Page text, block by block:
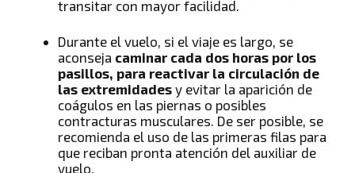
transitar con mayor facilidad.
Durante el vuelo, si el viaje es largo, se
aconseja caminar cada dos horas por los
pasillos, para reactivar la circulación de
las extremidadesy evitar la aparición de
coágulos en las piernas o posibles
contracturas musculares. De ser posible, se
recomienda el uso de las primeras filas para
que reciban pronta atención del auxiliar de
vuelo.